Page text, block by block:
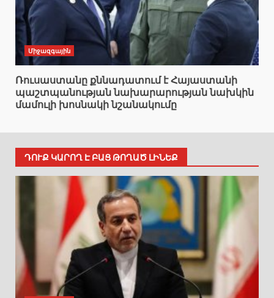
Միջազգային
Ռուսաստանը քննադատում է Հայաստանի
պաշտպանության նախարարության նախկին
մամուլի խոսնակի նշանակումը
ԴՈՒՔ ԿԱՐՈՂ Է ԲԱՑ ԹՈՂԱԾ ԼԻՆԵՔ